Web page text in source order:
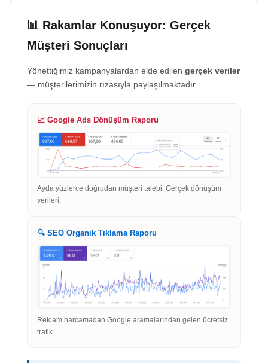
📊 Rakamlar Konuşuyor: Gerçek
Müşteri Sonuçları
Yönettiğimiz kampanyalardan elde edilen gerçek veriler
— müşterilerimizin rızasıyla paylaşılmaktadır.
📈 Google Ads Dönüşüm Raporu
Ayda yüzlerce doğrudan müşteri talebi. Gerçek dönüşüm
verileri.
🔍 SEO Organik Tıklama Raporu
Reklam harcamadan Google aramalarından gelen ücretsiz
trafik.